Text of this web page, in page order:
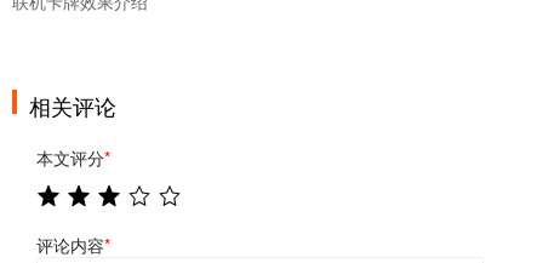
相关评论
本文评分*
评论内容*